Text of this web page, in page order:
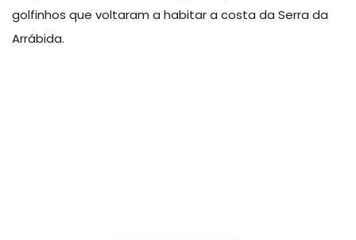
golfinhos que voltaram a habitar a costa da Serra da
Arrábida.